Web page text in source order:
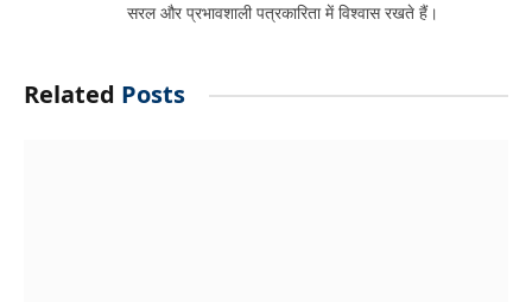
सरल और प्रभावशाली पत्रकारिता में विश्वास रखते हैं।
Related Posts